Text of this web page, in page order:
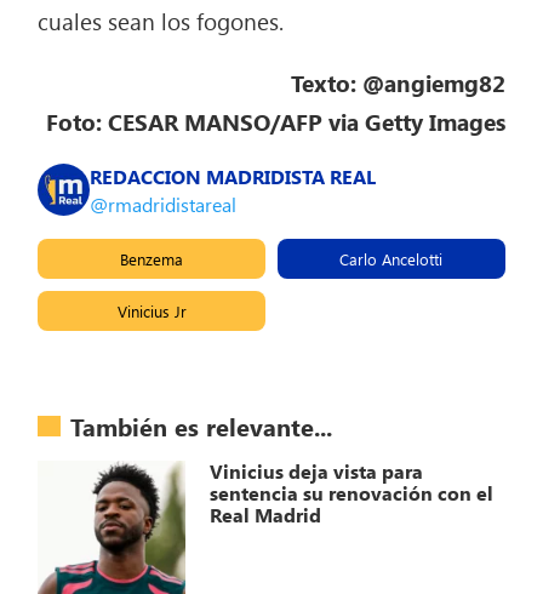
cuales sean los fogones.
Texto: @angiemg82
Foto: CESAR MANSO/AFP via Getty Images
REDACCION MADRIDISTA REAL
@rmadridistareal
Benzema Carlo Ancelotti
Vinicius Jr
También es relevante...
Vinicius deja vista para
sentencia su renovación con el
Real Madrid